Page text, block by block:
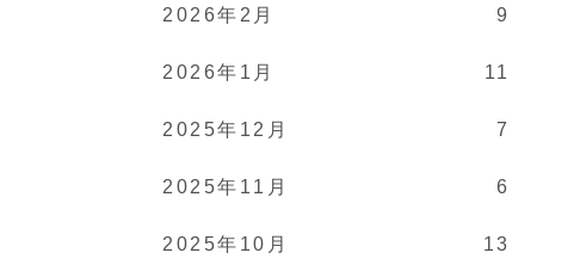
2026年2月 9
2026年1月 11
2025年12月 7
2025年11月 6
2025年10月 13